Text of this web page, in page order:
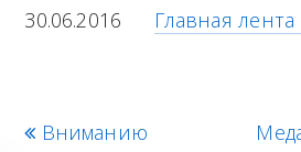
30.06.2016 Главная
p
Вниманию n